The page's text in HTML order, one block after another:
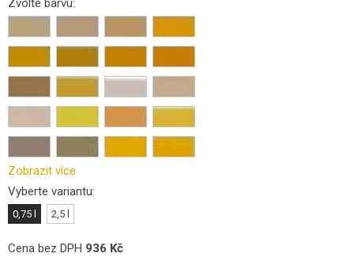
Zvolte barvu:
Zobrazit více
Vyberte variantu:
0,75 l 2,5 l
Cena bez DPH 936 Kč